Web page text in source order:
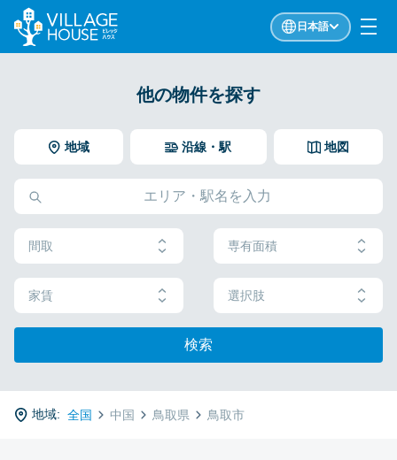
日本語
他の物件を探す
地域 地図
沿線・駅
間取 専有面積
家賃 選択肢
検索
地域: 全国 中国 鳥取県 鳥取市